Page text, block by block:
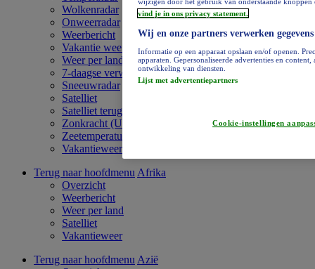
Wolkenradar
Onweerradar
Weerbericht
Vakantie weervideo
Weer per land
7-daagse verwachting
Sneeuwradar
Satelliet
Satelliet terugkijken
Zonkracht (UV)
Zeetemperatuur
Vakantieweer
Terug naar hoofdmenu Afrika
Overzicht
Weerbericht
Weer per land
Satelliet
Vakantieweer
Terug naar hoofdmenu Azië
vind je in ons privacy statement.
Wij en onze partners verwerken
Informatie op een apparaat opslaan en/of openen.
apparaten. Gepersonaliseerde advertenties en
ontwikkeling van diensten.
Lijst met advertentiepartners
Cookie-instellingen